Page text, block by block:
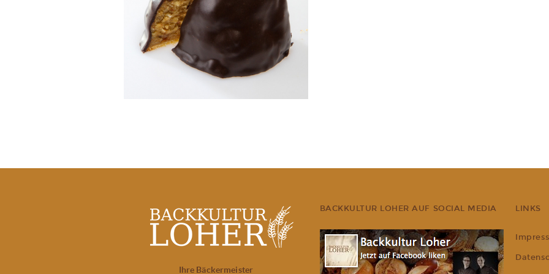
Ihre Bäckermeister
BACKKULTUR LOHER AUF SOCIAL MEDIA LINKS